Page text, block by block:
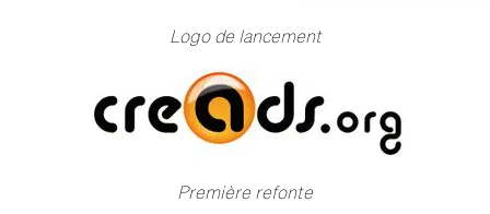
Logo de lancement
Première refonte